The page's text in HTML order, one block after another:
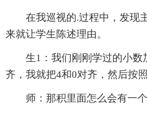
在我巡视的.过程中，发现
来就让学生陈述理由。
生1：我们刚刚学过的小
齐，我就把4和0对齐，然后按
师：那积里面怎么会有一